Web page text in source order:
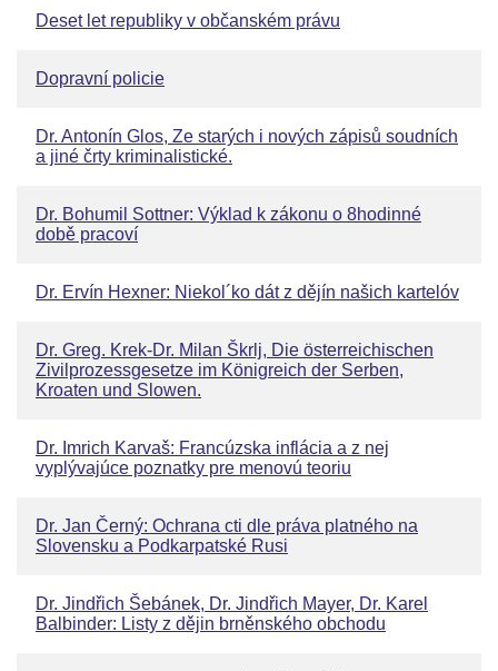
Deset let republiky v občanském právu
Dopravní policie
Dr. Antonín Glos, Ze starých i nových zápisů soudních
a jiné črty kriminalistické.
Dr. Bohumil Sottner: Výklad k zákonu o 8hodinné
době pracoví
Dr. Ervín Hexner: Niekol´ko dát z dějín našich kartelóv
Dr. Greg. Krek-Dr. Milan Škrlj, Die österreichischen
Zivilprozessgesetze im Königreich der Serben,
Kroaten und Slowen.
Dr. Imrich Karvaš: Francúzska inflácia a z nej
vyplývajúce poznatky pre menovú teoriu
Dr. Jan Černý: Ochrana cti dle práva platného na
Slovensku a Podkarpatské Rusi
Dr. Jindřich Šebánek, Dr. Jindřich Mayer, Dr. Karel
Balbinder: Listy z dějin brněnského obchodu